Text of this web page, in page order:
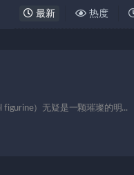
最新 热度
）无疑是一颗璀璨的明...